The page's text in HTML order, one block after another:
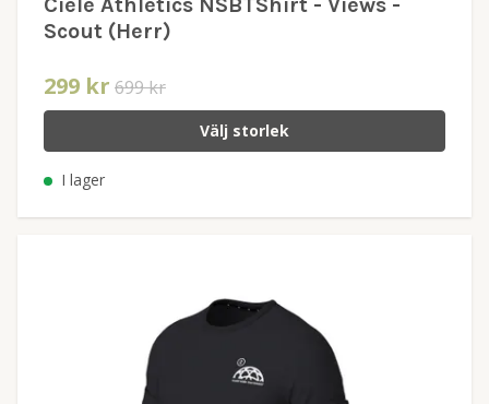
Scout (Herr)
299 kr 699 kr
Välj storlek
I lager